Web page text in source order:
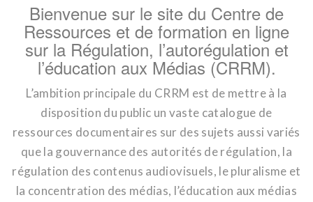
Bienvenue sur le site du Centre de
Ressources et de formation en ligne
sur la Régulation, l’autorégulation et
l’éducation aux Médias (CRRM).
L’ambition principale du CRRM est de mettre à la
disposition du public un vaste catalogue de
ressources documentaires sur des sujets aussi variés
que la gouvernance des autorités de régulation, la
régulation des contenus audiovisuels, le pluralisme et
la concentration des médias, l’éducation aux médias